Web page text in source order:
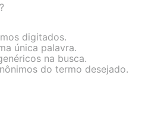
digitados.
única palavra.
na busca.
do termo desejado.